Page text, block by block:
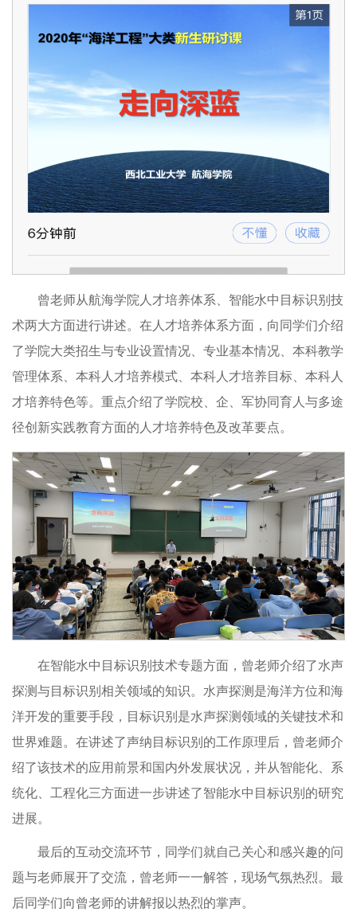
曾老师从航海学院人才培养体系、智能水中目标识别技
术两大方面进行讲述。在人才培养体系方面，向同学们介绍
了学院大类招生与专业设置情况、专业基本情况、本科教学
管理体系、本科人才培养模式、本科人才培养目标、本科人
才培养特色等。重点介绍了学院校、企、军协同育人与多途
径创新实践教育方面的人才培养特色及改革要点。
在智能水中目标识别技术专题方面，曾老师介绍了水声
探测与目标识别相关领域的知识。水声探测是海洋方位和海
洋开发的重要手段，目标识别是水声探测领域的关键技术和
世界难题。在讲述了声纳目标识别的工作原理后，曾老师介
绍了该技术的应用前景和国内外发展状况，并从智能化、系
统化、工程化三方面进一步讲述了智能水中目标识别的研究
进展。
最后的互动交流环节，同学们就自己关心和感兴趣的问
题与老师展开了交流，曾老师一一解答，现场气氛热烈。最
后同学们向曾老师的讲解报以热烈的掌声。